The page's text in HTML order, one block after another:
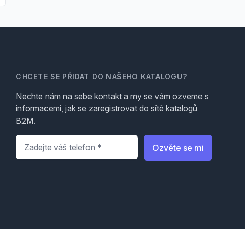
CHCETE SE PŘIDAT DO NAŠEHO KATALOGU?
Nechte nám na sebe kontakt a my se vám ozveme s
informacemi, jak se zaregistrovat do sítě katalogů
B2M.
Telefon
Ozvěte se mi